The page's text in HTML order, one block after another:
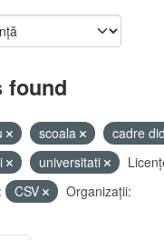
found
scoala
cadre
universitati
CSV
Organizații: